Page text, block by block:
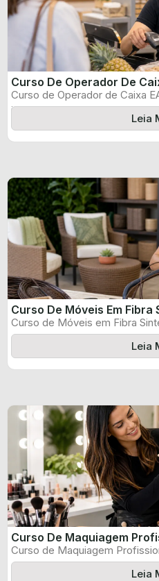
Curso De Operador De
Curso de Operador de Caixa
informado pelo produtor ...
Leia
Curso De Móveis Em Fibra
Curso de Móveis em Fibra
certificado informado pelo ...
Leia
Curso De Maquiagem
Curso de Maquiagem
certificado informado pelo
Leia